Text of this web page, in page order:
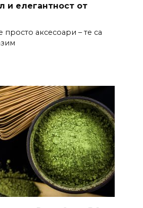
и елегантност от
просто аксесоари – те са